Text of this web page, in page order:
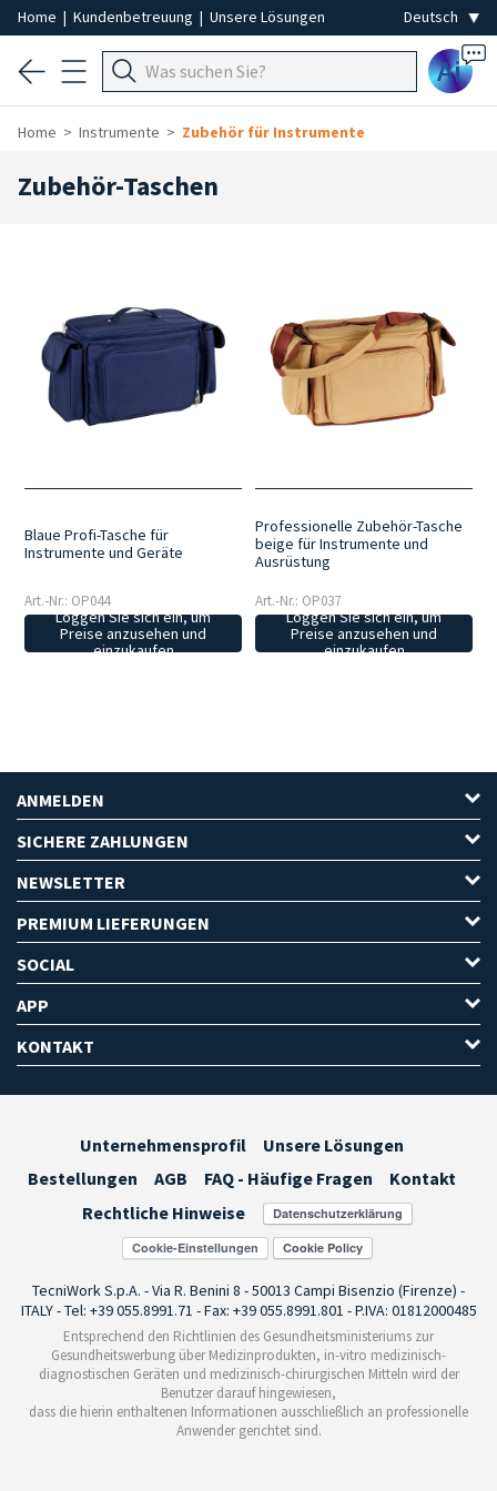
Home | Kundenbetreuung | Unsere Lösungen
Ai
Home Instrumente Zubehör für Instrumente
Zubehör-Taschen
Blaue Profi-Tasche für
Instrumente und Geräte
Art.-Nr.: OP044
Loggen Sie sich ein, um
Preise anzusehen und
einzukaufen
Professionelle Zubehör-Tasche
beige für Instrumente und
Ausrüstung
Art.-Nr.: OP037
Loggen Sie sich ein, um
Preise anzusehen und
einzukaufen
ANMELDEN
SICHERE ZAHLUNGEN
NEWSLETTER
PREMIUM LIEFERUNGEN
SOCIAL
APP
KONTAKT
Unternehmensprofil
Unsere Lösungen
Bestellungen
AGB FAQ - Häufige Fragen
Kontakt
Rechtliche Hinweise
Cookie-Einstellungen
TecniWork S.p.A. - Via R. Benini 8 - 50013 Campi Bisenzio (Firenze) -
ITALY - Tel: +39 055.8991.71 - Fax: +39 055.8991.801 - P.IVA: 01812000485
Entsprechend den Richtlinien des Gesundheitsministeriums zur
Gesundheitswerbung über Medizinprodukten, in-vitro medizinisch-
diagnostischen Geräten und medizinisch-chirurgischen Mitteln wird der
Benutzer darauf hingewiesen,
dass die hierin enthaltenen Informationen ausschließlich an professionelle
Anwender gerichtet sind.